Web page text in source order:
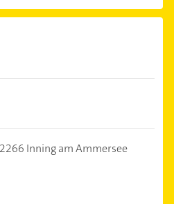
Inning am Ammersee